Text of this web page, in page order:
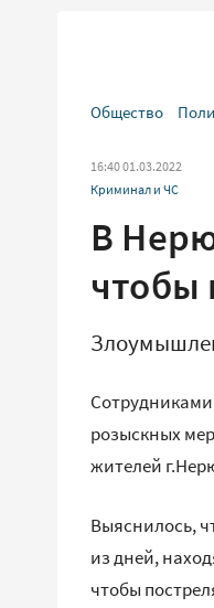
Общество
16:40 01.03.2022
Криминал и ЧС
В
чтобы
розыскных
жителей
Выяснилось,
из дней,
чтобы